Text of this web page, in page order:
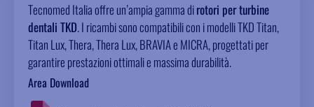
Tecnomed Italia offre un’ampia gamma dirotori per turbine
dentali TKD. I ricambi sono compatibili con i modelli TKD Titan,
Titan Lux, Thera, Thera Lux, BRAVIA e MICRA, progettati per
garantire prestazioni ottimali e massima durabilità.
Area Download